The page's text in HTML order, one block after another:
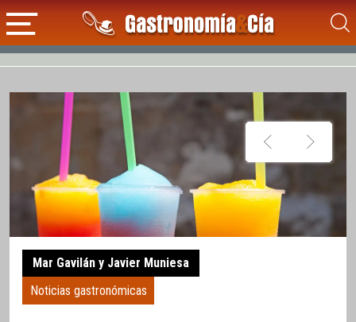
Mar Gavilán y Javier Muniesa
Noticias gastronómicas